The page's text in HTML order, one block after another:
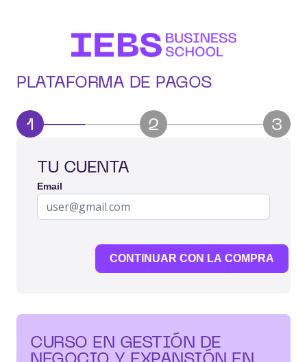
PLATAFORMA DE PAGOS
1 2 3
TU CUENTA
Email
CONTINUAR CON LA COMPRA
CURSO EN GESTIÓN DE
NEGOCIO Y EXPANSIÓN EN